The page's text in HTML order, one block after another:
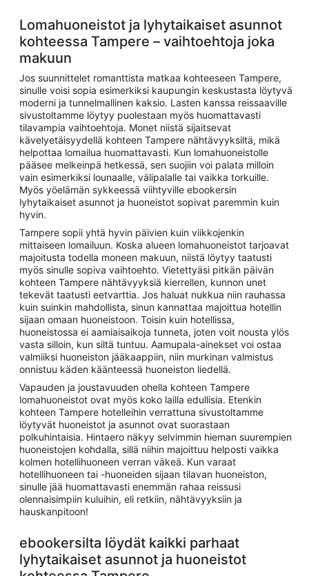
Lomahuoneistot ja lyhytaikaiset asunnot
kohteessa Tampere – vaihtoehtoja joka
makuun
Jos suunnittelet romanttista matkaa kohteeseen Tampere,
sinulle voisi sopia esimerkiksi kaupungin keskustasta löytyvä
moderni ja tunnelmallinen kaksio. Lasten kanssa reissaaville
sivustoltamme löytyy puolestaan myös huomattavasti
tilavampia vaihtoehtoja. Monet niistä sijaitsevat
kävelyetäisyydellä kohteen Tampere nähtävyyksiltä, mikä
helpottaa lomailua huomattavasti. Kun lomahuoneistolle
pääsee melkeinpä hetkessä, sen suojiin voi palata milloin
vain esimerkiksi lounaalle, välipalalle tai vaikka torkuille.
Myös yöelämän sykkeessä viihtyville ebookersin
lyhytaikaiset asunnot ja huoneistot sopivat paremmin kuin
hyvin.
Tampere sopii yhtä hyvin päivien kuin viikkojenkin
mittaiseen lomailuun. Koska alueen lomahuoneistot tarjoavat
majoitusta todella moneen makuun, niistä löytyy taatusti
myös sinulle sopiva vaihtoehto. Vietettyäsi pitkän päivän
kohteen Tampere nähtävyyksiä kierrellen, kunnon unet
tekevät taatusti eetvarttia. Jos haluat nukkua niin rauhassa
kuin suinkin mahdollista, sinun kannattaa majoittua hotellin
sijaan omaan huoneistoon. Toisin kuin hotellissa,
huoneistossa ei aamiaisaikoja tunneta, joten voit nousta ylös
vasta silloin, kun siltä tuntuu. Aamupala-ainekset voi ostaa
valmiiksi huoneiston jääkaappiin, niin murkinan valmistus
onnistuu käden käänteessä huoneiston liedellä.
Vapauden ja joustavuuden ohella kohteen Tampere
lomahuoneistot ovat myös koko lailla edullisia. Etenkin
kohteen Tampere hotelleihin verrattuna sivustoltamme
löytyvät huoneistot ja asunnot ovat suorastaan
polkuhintaisia. Hintaero näkyy selvimmin hieman suurempien
huoneistojen kohdalla, sillä niihin majoittuu helposti vaikka
kolmen hotellihuoneen verran väkeä. Kun varaat
hotellihuoneen tai -huoneiden sijaan tilavan huoneiston,
sinulle jää huomattavasti enemmän rahaa reissusi
olennaisimpiin kuluihin, eli retkiin, nähtävyyksiin ja
hauskanpitoon!
ebookersilta löydät kaikki parhaat
lyhytaikaiset asunnot ja huoneistot